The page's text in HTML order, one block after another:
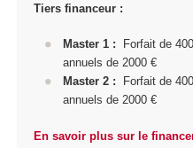
Tiers financeur :
Master 1 :
Forfait de
annuels de 2000 €
Master 2 :
Forfait de
annuels de 2000 €
En savoir plus sur le